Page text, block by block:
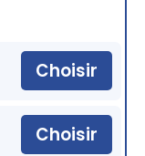
Choisir
Choisir